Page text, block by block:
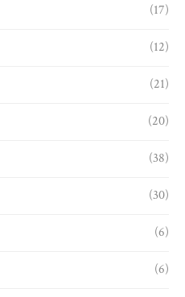
(17)
(12)
(21)
(20)
(38)
(30)
(6)
(6)